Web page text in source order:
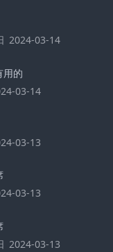
2024-03-14
用的
03-14
03-13
03-13
2024-03-13